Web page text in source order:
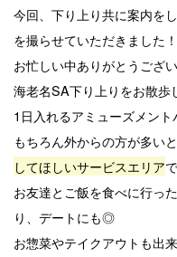
今回、下り上り共に案内を
を撮らせていただきました！
お忙しい中ありがとうござ
海老名SA下り上りをお散歩
1日入れるアミューズメント
もちろん外からの方が多い
してほしいサービスエリア
お友達とご飯を食べに行っ
り、デートにも◎
お惣菜やテイクアウトも出